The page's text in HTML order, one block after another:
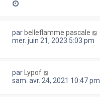
par belleflamme pascale
mer. juin 21, 2023 5:03 pm
par Lypof
sam. avr. 24, 2021 10:47 pm